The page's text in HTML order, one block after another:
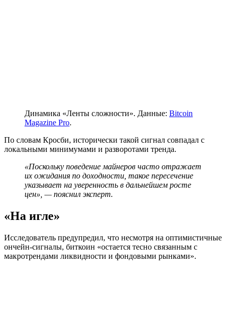
Динамика «Ленты сложности». Данные: Bitcoin
Magazine Pro.
По словам Кросби, исторически такой сигнал совпадал с
локальными минимумами и разворотами тренда.
«Поскольку поведение майнеров часто отражает
их ожидания по доходности, такое пересечение
указывает на уверенность в дальнейшем росте
цен», — пояснил эксперт.
«На игле»
Исследователь предупредил, что несмотря на оптимистичные
ончейн-сигналы, биткоин «остается тесно связанным с
макротрендами ликвидности и фондовыми рынками».